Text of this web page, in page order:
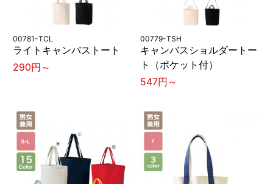
00781-TCL
ライトキャンバストート
290円～
00779-TSH
キャンバスショルダートー
ト（ポケット付）
547円～